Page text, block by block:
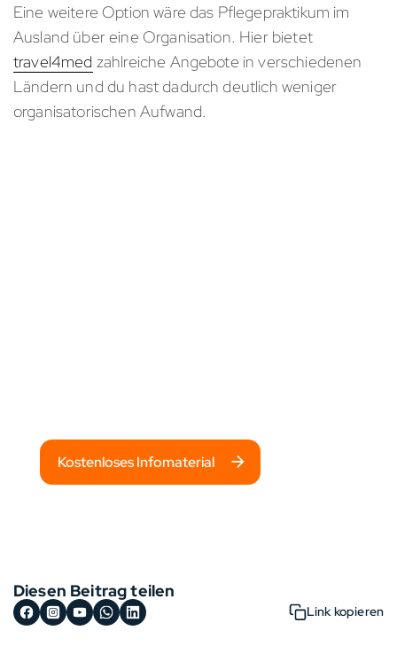
Eine weitere Option wäre das Pflegepraktikum im
Ausland über eine Organisation. Hier bietet
travel4med zahlreiche Angebote in verschiedenen
Ländern und du hast dadurch deutlich weniger
organisatorischen Aufwand.
Kostenloses Infomaterial
Diesen Beitrag teilen
Link kopieren